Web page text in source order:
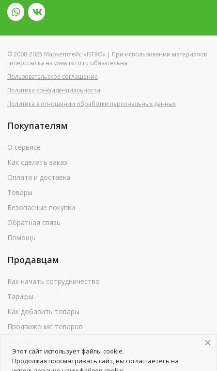
© 2008-2025 Маркетплейс «ISTRO» | При использовании материалов
гиперссылка на www.istro.ru обязательна
Пользовательское соглашение
Политика конфиденциальности
Политика в отношении обработки персональных данных
Покупателям
О сервисе
Как сделать заказ
Оплата и доставка
Товары
Безопасные покупки
Обратная связь
Помощь
Продавцам
Как начать сотрудничество
Тарифы
Как добавить товары
Продвижение товаров
Реквизиты
Этот сайт использует файлы cookie.
Продолжая просматривать сайт, вы соглашаетесь на